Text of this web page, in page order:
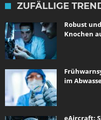
ZUFÄLLIGE
Robust
Knochen
im
eAircraft: